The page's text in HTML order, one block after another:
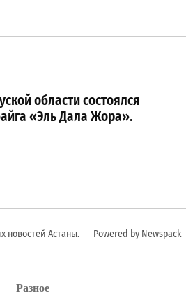
области состоялся
«Эль Дала Жора».
новостей Астаны. Powered by Newspack
Разное